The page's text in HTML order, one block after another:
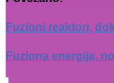
Fuzioni reaktori,
Fuziona energija,